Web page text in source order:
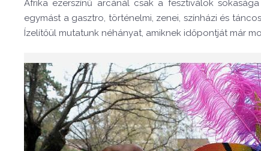
Afrika ezerszínű arcánál csak a fesztiválok
egymást a gasztro, történelmi, zenei, színházi és
Ízelítőül mutatunk néhányat, amiknek időpontját már